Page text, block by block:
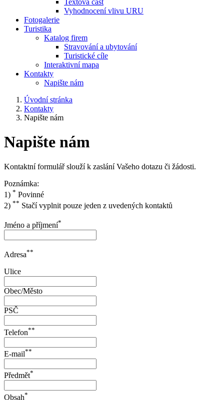
Textová část
Vyhodnocení vlivu URU
Fotogalerie
Turistika
Katalog firem
Stravování a ubytování
Turistické cíle
Interaktivní mapa
Kontakty
Napište nám
Úvodní stránka
Kontakty
Napište nám
Napište nám
Kontaktní formulář slouží k zaslání Vašeho dotazu či žádosti.
Poznámka:
1) * Povinné
2) ** Stačí vyplnit pouze jeden z uvedených kontaktů
Jméno a příjmení*
Adresa**
Ulice
Obec/Město
PSČ
Telefon**
E-mail**
Předmět*
Obsah*